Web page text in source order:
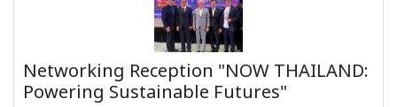
Networking Reception "NOW THAILAND:
Powering Sustainable Futures"